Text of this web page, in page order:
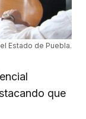
Estado de Puebla.
que